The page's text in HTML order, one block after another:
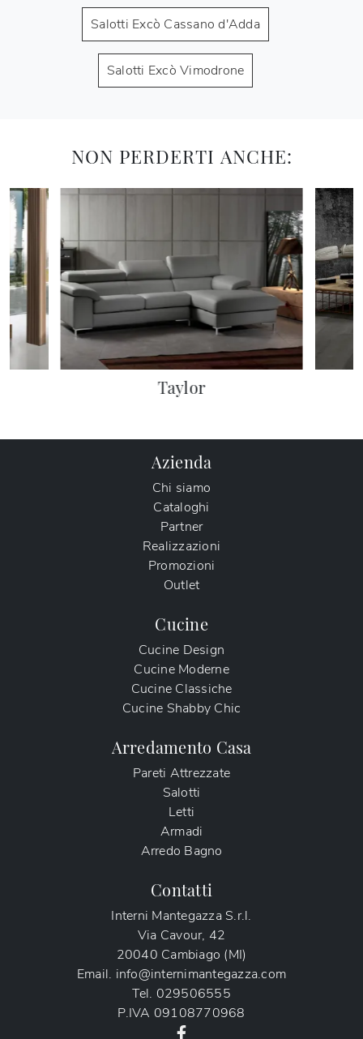
Salotti Excò Cassano d'Adda
Salotti Excò Vimodrone
NON PERDERTI ANCHE:
Taylor
Azienda
Chi siamo
Cataloghi
Partner
Realizzazioni
Promozioni
Outlet
Cucine
Cucine Design
Cucine Moderne
Cucine Classiche
Cucine Shabby Chic
Arredamento Casa
Pareti Attrezzate
Salotti
Letti
Armadi
Arredo Bagno
Contatti
Interni Mantegazza S.r.l.
Via Cavour, 42
20040 Cambiago (MI)
Email. info@internimantegazza.com
Tel. 029506555
P.IVA 09108770968